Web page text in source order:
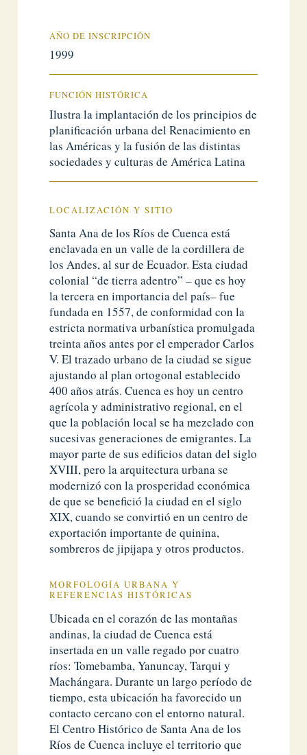
AÑO DE INSCRIPCIÓN
1999
FUNCIÓN HISTÓRICA
Ilustra la implantación de los principios de
planificación urbana del Renacimiento en
las Américas y la fusión de las distintas
sociedades y culturas de América Latina
LOCALIZACIÓN Y SITIO
Santa Ana de los Ríos de Cuenca está
enclavada en un valle de la cordillera de
los Andes, al sur de Ecuador. Esta ciudad
colonial “de tierra adentro” – que es hoy
la tercera en importancia del país– fue
fundada en 1557, de conformidad con la
estricta normativa urbanística promulgada
treinta años antes por el emperador Carlos
V. El trazado urbano de la ciudad se sigue
ajustando al plan ortogonal establecido
400 años atrás. Cuenca es hoy un centro
agrícola y administrativo regional, en el
que la población local se ha mezclado con
sucesivas generaciones de emigrantes. La
mayor parte de sus edificios datan del siglo
XVIII, pero la arquitectura urbana se
modernizó con la prosperidad económica
de que se benefició la ciudad en el siglo
XIX, cuando se convirtió en un centro de
exportación importante de quinina,
sombreros de jipijapa y otros productos.
MORFOLOGÍA URBANA Y
REFERENCIAS HISTÓRICAS
Ubicada en el corazón de las montañas
andinas, la ciudad de Cuenca está
insertada en un valle regado por cuatro
ríos: Tomebamba, Yanuncay, Tarqui y
Machángara. Durante un largo período de
tiempo, esta ubicación ha favorecido un
contacto cercano con el entorno natural.
El Centro Histórico de Santa Ana de los
Ríos de Cuenca incluye el territorio que